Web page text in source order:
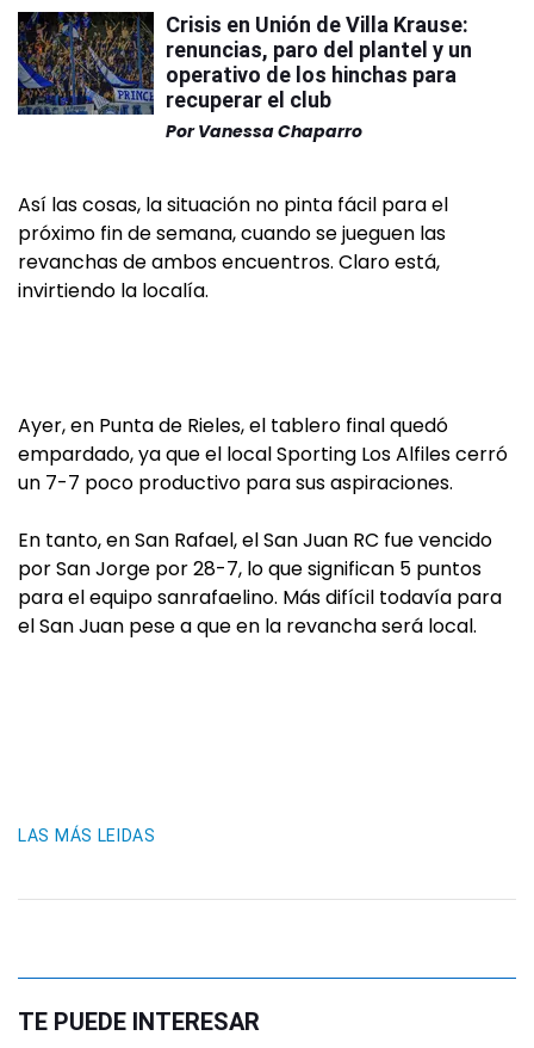
Crisis en Unión de Villa Krause:
renuncias, paro del plantel y un
operativo de los hinchas para
recuperar el club
Por Vanessa Chaparro
Así las cosas, la situación no pinta fácil para el
próximo fin de semana, cuando se jueguen las
revanchas de ambos encuentros. Claro está,
invirtiendo la localía.
Ayer, en Punta de Rieles, el tablero final quedó
empardado, ya que el local Sporting Los Alfiles cerró
un 7-7 poco productivo para sus aspiraciones.
En tanto, en San Rafael, el San Juan RC fue vencido
por San Jorge por 28-7, lo que significan 5 puntos
para el equipo sanrafaelino. Más difícil todavía para
el San Juan pese a que en la revancha será local.
LAS MÁS LEIDAS
TE PUEDE INTERESAR